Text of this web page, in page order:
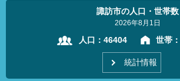
諏訪市の人口・世帯数
2026年8月1日
人口： 46404 世帯：
統計情報